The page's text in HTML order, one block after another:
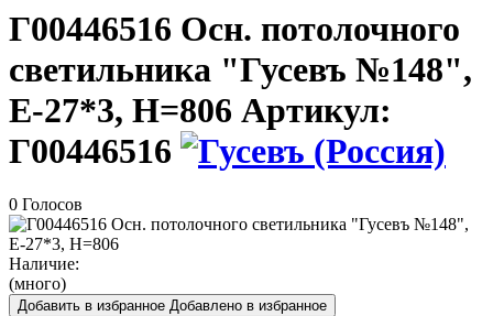
Г00446516 Осн. потолочного
светильника "Гусевъ №148",
Е-27*3, H=806 Артикул:
Г00446516
0 Голосов
Наличие:
(много)
Добавить в избранное Добавлено в избранное